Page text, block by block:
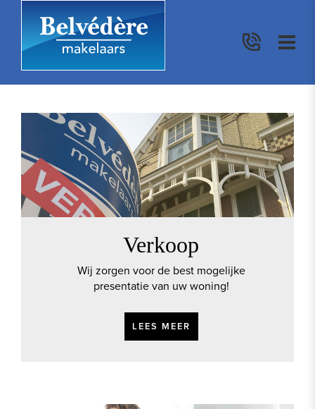
Verkoop
Wij zorgen voor de best mogelijke
presentatie van uw woning!
LEES MEER